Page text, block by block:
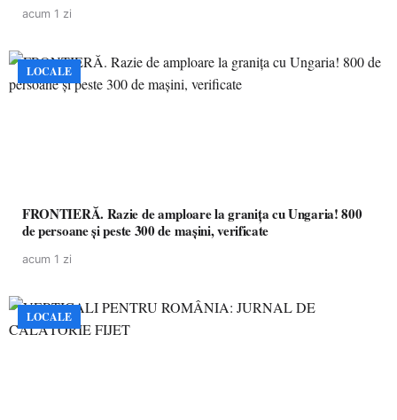
acum 1 zi
LOCALE
FRONTIERĂ. Razie de amploare la granița cu Ungaria! 800
de persoane și peste 300 de mașini, verificate
acum 1 zi
LOCALE